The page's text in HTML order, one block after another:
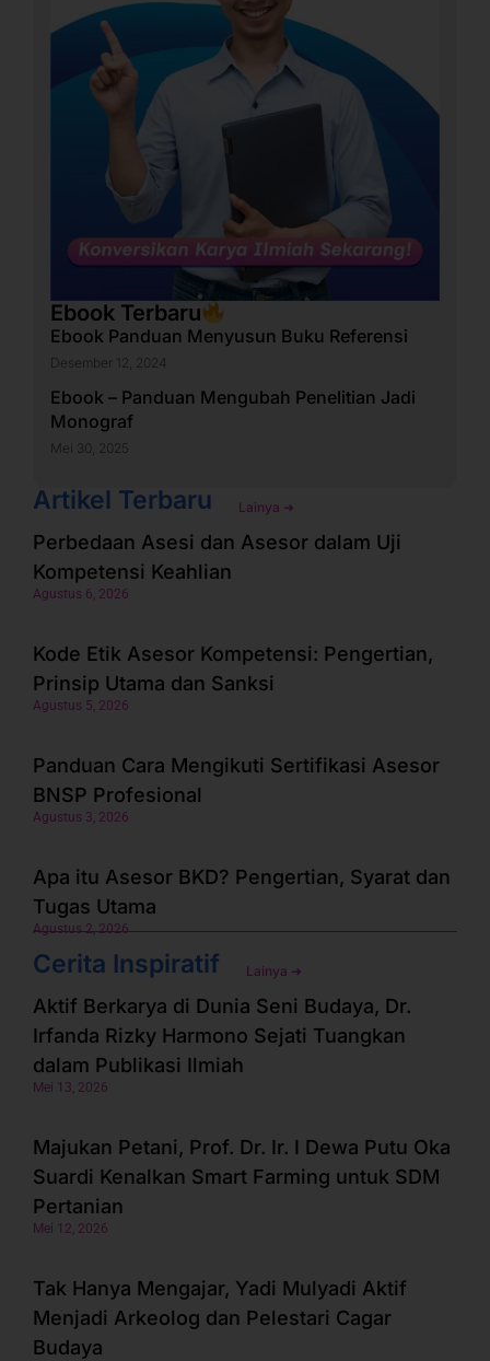
Ebook Terbaru
Ebook Panduan Menyusun Buku Referensi
Desember 12, 2024
Ebook – Panduan Mengubah Penelitian Jadi
Monograf
Mei 30, 2025
Artikel Terbaru Lainya ➜
Perbedaan Asesi dan Asesor dalam Uji
Kompetensi Keahlian
Agustus 6, 2026
Kode Etik Asesor Kompetensi: Pengertian,
Prinsip Utama dan Sanksi
Agustus 5, 2026
Panduan Cara Mengikuti Sertifikasi Asesor
BNSP Profesional
Agustus 3, 2026
Apa itu Asesor BKD? Pengertian, Syarat dan
Tugas Utama
Agustus 2, 2026
Cerita Inspiratif Lainya ➜
Aktif Berkarya di Dunia Seni Budaya, Dr.
Irfanda Rizky Harmono Sejati Tuangkan
dalam Publikasi Ilmiah
Mei 13, 2026
Majukan Petani, Prof. Dr. Ir. I Dewa Putu Oka
Suardi Kenalkan Smart Farming untuk SDM
Pertanian
Mei 12, 2026
Tak Hanya Mengajar, Yadi Mulyadi Aktif
Menjadi Arkeolog dan Pelestari Cagar
Budaya